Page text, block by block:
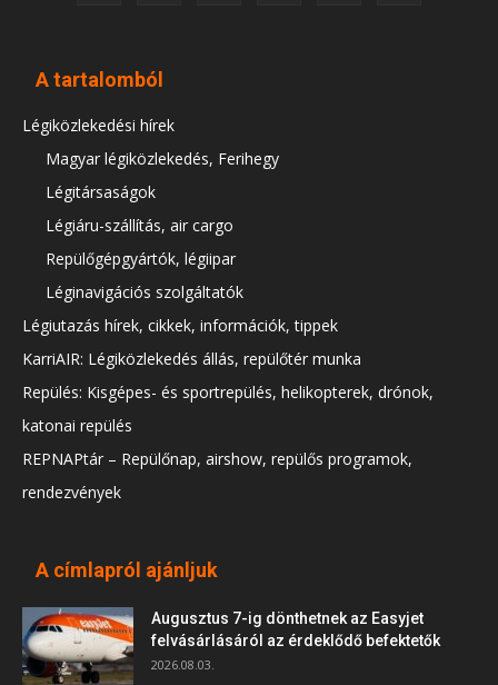
A tartalomból
Légiközlekedési hírek
Magyar légiközlekedés, Ferihegy
Légitársaságok
Légiáru-szállítás, air cargo
Repülőgépgyártók, légiipar
Léginavigációs szolgáltatók
Légiutazás hírek, cikkek, információk, tippek
KarriAIR: Légiközlekedés állás, repülőtér munka
Repülés: Kisgépes- és sportrepülés, helikopterek, drónok,
katonai repülés
REPNAPtár – Repülőnap, airshow, repülős programok,
rendezvények
A címlapról ajánljuk
Augusztus 7-ig dönthetnek az Easyjet
felvásárlásáról az érdeklődő befektetők
2026.08.03.